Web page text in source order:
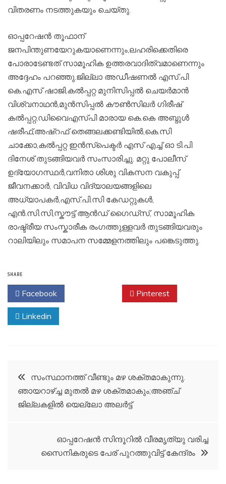
വിതരണം നടത്തുകയും ചെയ്തു.
ഓപ്പറേഷൻ തൂഫാന്
ജനപിന്തുണയേറുകയാണെന്നും,ലഹരിക്കെതിരെ
പോരാടേണ്ടത് സാമൂഹിക ഉത്തരവാദിത്വമാണെന്നും
അദ്ദേഹം പറഞ്ഞു.ജില്ലാ അഡീഷണൽ എസ്.പി
കെ.എസ് ഷാജി,കൽപ്പറ്റ മുനിസിപ്പൽ ചെയർമാൻ
വിശ്വനാഥൻ,മുൻസിപ്പൽ കൗൺസിലർ ഗിരീഷ്
കൽപ്പറ്റ,ഡിവൈഎസ്പി മാരായ കെ.കെ അബ്ദുൾ
ഷരീഫ്,അഷ്‌റഫ്‌ തെങ്ങലക്കണ്ടിയിൽ,കെ.സി
ചാക്കോ,കൽപ്പറ്റ ഇൻസ്പെക്ടർ എസ് എച്ച് ഓ ടി.പി
ദിനേശ് തുടങ്ങിയവർ സംസാരിച്ചു. മറ്റു പോലീസ്
ഉദ്യോഗസ്ഥർ,വനിതാ ശിശു വികസന വകുപ്പ്
ജീവനക്കാർ, വിവിധ വിദ്യാലയങ്ങളിലെ
അധ്യാപകർ,എസ്.പി.സി കേഡറ്റുകൾ,
എൻ.സി.സി,സ്കൗട്ട് ആൻഡ് ഗൈഡ്സ്, സാമൂഹിക
രാഷ്ട്രീയ സംസ്കാരീക രംഗത്തുള്ളവർ തുടങ്ങിയവരും
റാലിയിലും സമാപന സമ്മേളനത്തിലും പങ്കെടുത്തു.
SHARE
Facebook Pinterest
Linkedin
Post
navigation
സംസ്ഥാനത്ത് വീണ്ടും മഴ ശക്തമാകുന്നു.
ഞായറാഴ്ച്ച മുതല്‍ മഴ ശക്തമാകും;അഞ്ച്
ജില്ലകളില്‍ യെല്ലോ അലര്‍ട്ട്
ഓപ്പറേഷൻ സിന്ദൂറിൽ വീരമൃത്യു വരിച്ച
സൈനികരുടെ പേര് പുറത്തുവിട്ട് കേന്ദ്രം